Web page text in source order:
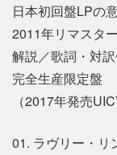
日本初回盤LPの
2011年リマスタ
解説／歌詞・対
完全生産限定盤
（2017年発売
01. ラヴリー・リ